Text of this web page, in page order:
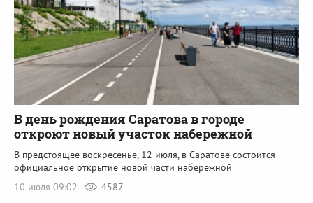
В день рождения Саратова в городе
откроют новый участок набережной
В предстоящее воскресенье, 12 июля, в Саратове состоится
официальное открытие новой части набережной
10 июля 09:02
4587